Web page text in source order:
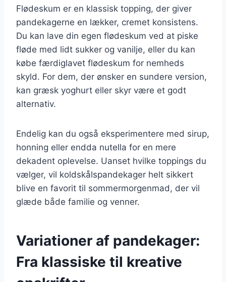
Flødeskum er en klassisk topping, der giver
pandekagerne en lækker, cremet konsistens.
Du kan lave din egen flødeskum ved at piske
fløde med lidt sukker og vanilje, eller du kan
købe færdiglavet flødeskum for nemheds
skyld. For dem, der ønsker en sundere version,
kan græsk yoghurt eller skyr være et godt
alternativ.
Endelig kan du også eksperimentere med sirup,
honning eller endda nutella for en mere
dekadent oplevelse. Uanset hvilke toppings du
vælger, vil koldskålspandekager helt sikkert
blive en favorit til sommermorgenmad, der vil
glæde både familie og venner.
Variationer af pandekager:
Fra klassiske til kreative